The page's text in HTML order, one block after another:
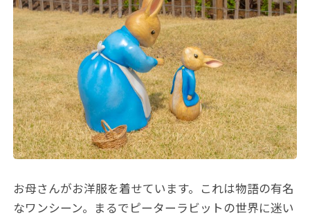
お母さんがお洋服を着せています。これは物語の有名
なワンシーン。まるでピーターラビットの世界に迷い